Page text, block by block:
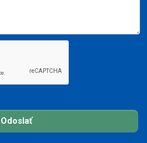
Odoslať